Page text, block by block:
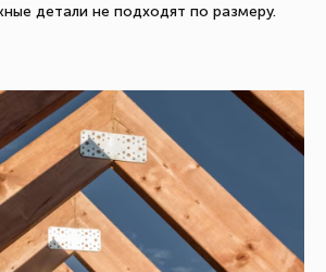
детали не подходят по размеру.